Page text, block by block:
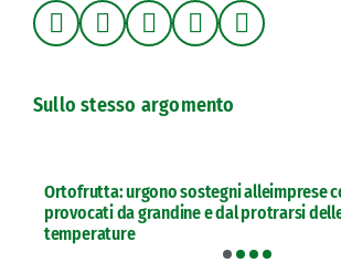
Sullo stesso argomento
Ortofrutta: urgono sostegni alleimprese
provocati da grandine e dal protrarsi
temperature